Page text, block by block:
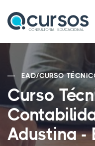
EAD/CURSO
Curso
Adustina -